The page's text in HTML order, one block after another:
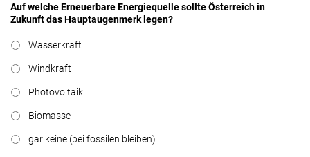
Auf welche Erneuerbare Energiequelle sollte Österreich in
Zukunft das Hauptaugenmerk legen?
Wasserkraft
Windkraft
Photovoltaik
Biomasse
gar keine (bei fossilen bleiben)